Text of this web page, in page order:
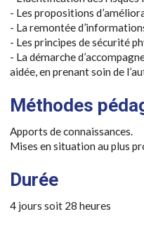
- Les propositions
- La remontée
- Les principes de sécurité
- La démarche
aidée, en prenant soin de
Méthodes
Apports de connaissances.
Mises en situation au plus
Durée
4 jours soit 28 heures